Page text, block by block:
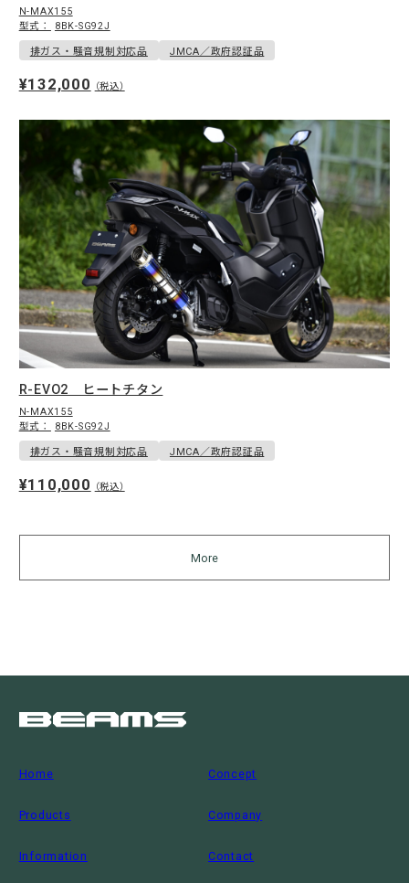
N-MAX155
型式：
8BK-SG92J
排ガス・騒音規制対応品 JMCA／政府認証品
¥132,000 （税込）
R-EVO2 ヒートチタン
N-MAX155
型式：
8BK-SG92J
排ガス・騒音規制対応品 JMCA／政府認証品
¥110,000 （税込）
More
Home Concept
Products Company
Information Contact